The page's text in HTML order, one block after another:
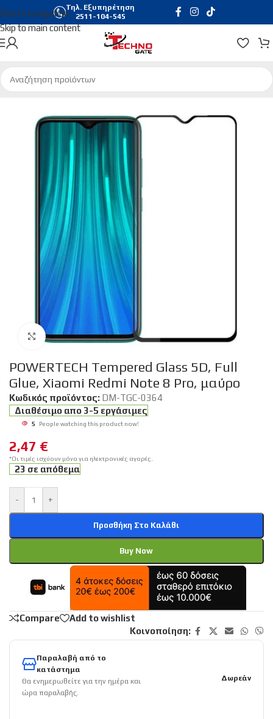
Skip to navigation
Skip to main content
Τηλ. Εξυπηρέτηση
2511-104-545
Αρχική σελίδα/Τηλεφωνία & Tablets/Προστασία Οθόνης
Click to enlarge
POWERTECH Tempered Glass 5D, Full
Glue, Xiaomi Redmi Note 8 Pro, μαύρο
Κωδικός προϊόντος: DM-TGC-0364
Διαθέσιμο απο 3-5 εργάσιμες
5 People watching this product now!
2,47 €
*Οι τιμές ισχύουν μόνο για ηλεκτρονικές αγορές.
23 σε απόθεμα
- +
Προσθήκη Στο Καλάθι
Buy Now
Compare
Add to wishlist
Κοινοποίηση:
Παραλαβή από το
κατάστημα
Θα ενημερωθείτε για την ημέρα και
ώρα παραλαβής.
Δωρεάν